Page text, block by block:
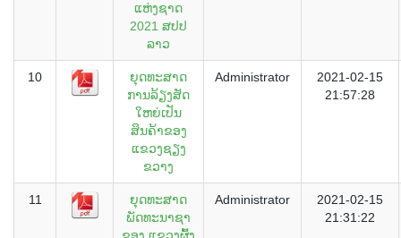
ແຫ່ງຊາດ
2021 ສປປ
ລາວ
10
ຍຸດທະສາດ
ການລ້ຽງສັດ
ໃຫຍ່ເປັນ
ສິນຄ້າຂອງ
ແຂວງຊຽງ
ຂວາງ
Administrator
2021-02-15
21:57:28
11
ຍຸດທະສາດ
ພັດທະນາຊາ
ຂອງ ແຂວງຜົ້ງ
Administrator
2021-02-15
21:31:22